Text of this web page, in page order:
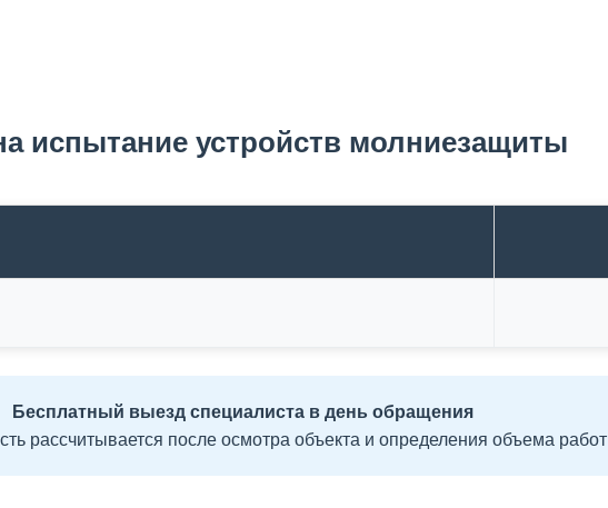
испытание устройств молниезащиты
Бесплатный выезд специалиста в день обращения
рассчитывается после осмотра объекта и определения объема работ